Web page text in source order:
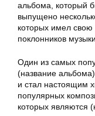
альбома, который
выпущено
которых имел свою
поклонников
Один из самых
(название
и стал настоящим
популярных
которых являются